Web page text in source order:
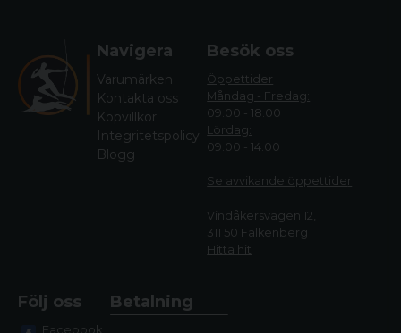
Navigera
Varumärken
Kontakta oss
Köpvillkor
Integritetspolicy
Blogg
Besök oss
Öppettider
Måndag - Fredag:
09.00 - 18.00
Lördag:
09.00 - 14.00
Se avvikande öppettider
Vindåkersvägen 12,
311 50 Falkenberg
Hitta hit
Följ oss
Facebook
Betalning